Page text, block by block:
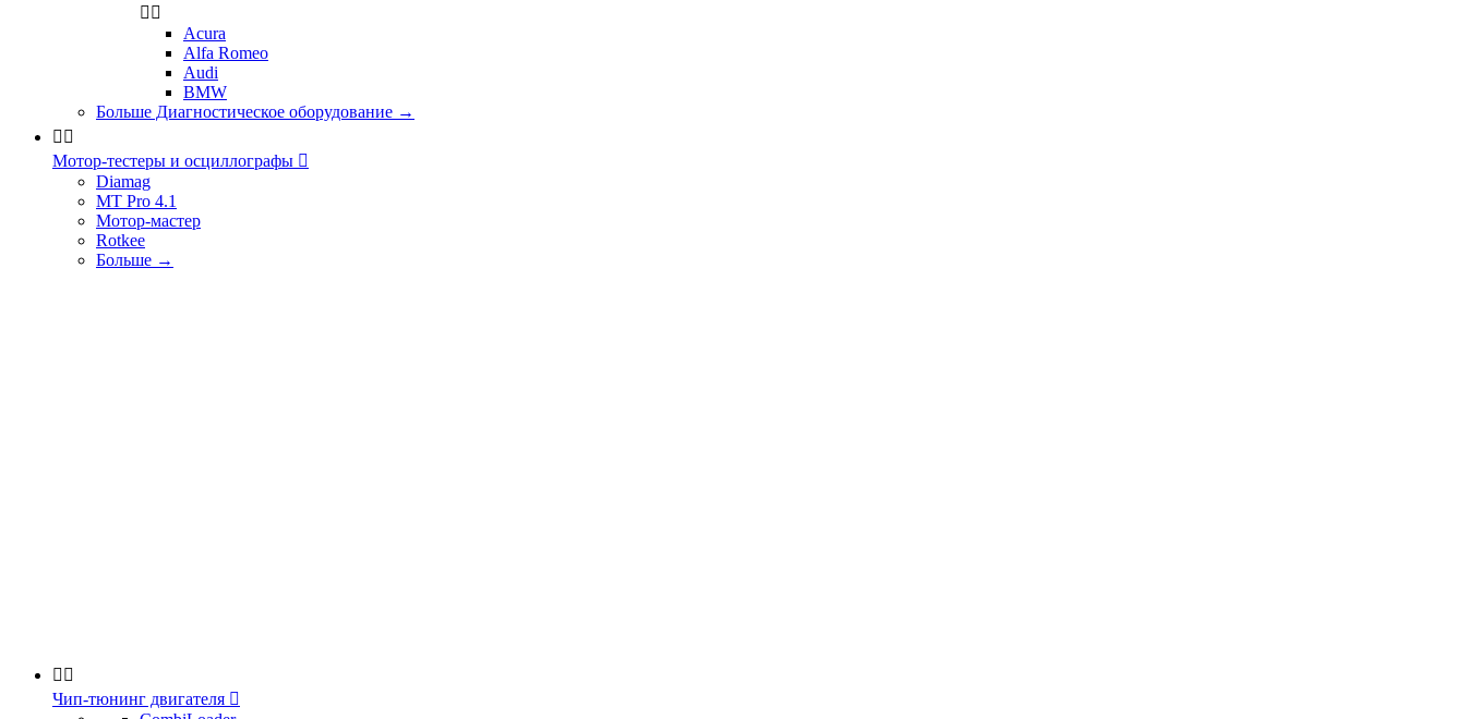
 
Acura
Alfa Romeo
Audi
BMW
Больше Диагностическое оборудование →
 
Мотор-тестеры и осциллографы 
Diamag
MT Pro 4.1
Мотор-мастер
Rotkee
Больше →
 
Чип-тюнинг двигателя 